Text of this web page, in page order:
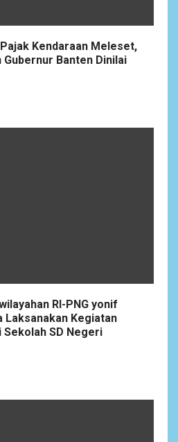
Kendaraan Meleset,
Banten Dinilai
RI-PNG yonif
Laksanakan Kegiatan
SD Negeri